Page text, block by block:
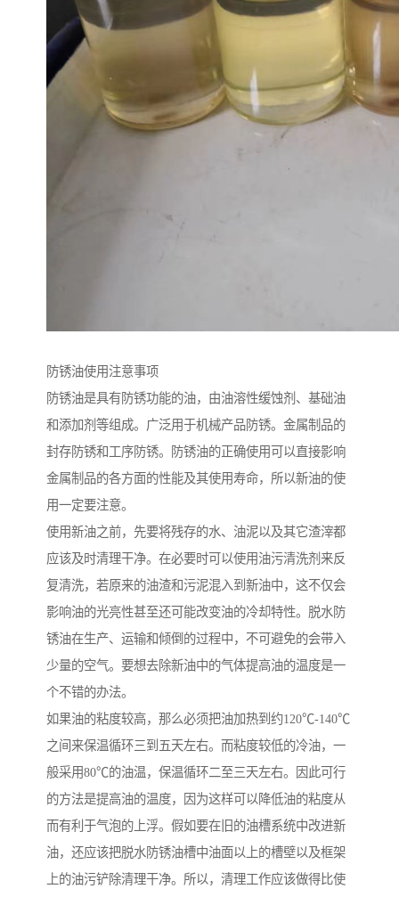
防锈油使用注意事项
防锈油是具有防锈功能的油，由油溶性缓蚀剂、基础油
和添加剂等组成。广泛用于机械产品防锈。金属制品的
封存防锈和工序防锈。防锈油的正确使用可以直接影响
金属制品的各方面的性能及其使用寿命，所以新油的使
用一定要注意。
使用新油之前，先要将残存的水、油泥以及其它渣滓都
应该及时清理干净。在必要时可以使用油污清洗剂来反
复清洗，若原来的油渣和污泥混入到新油中，这不仅会
影响油的光亮性甚至还可能改变油的冷却特性。脱水防
锈油在生产、运输和倾倒的过程中，不可避免的会带入
少量的空气。要想去除新油中的气体提高油的温度是一
个不错的办法。
如果油的粘度较高，那么必须把油加热到约120℃-140℃
之间来保温循环三到五天左右。而粘度较低的冷油，一
般采用80℃的油温，保温循环二至三天左右。因此可行
的方法是提高油的温度，因为这样可以降低油的粘度从
而有利于气泡的上浮。假如要在旧的油槽系统中改进新
油，还应该把脱水防锈油槽中油面以上的槽壁以及框架
上的油污铲除清理干净。所以，清理工作应该做得比使